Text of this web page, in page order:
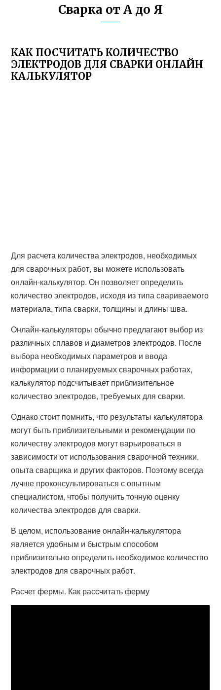
Сварка от А до Я
КАК ПОСЧИТАТЬ КОЛИЧЕСТВО
ЭЛЕКТРОДОВ ДЛЯ СВАРКИ ОНЛАЙН
КАЛЬКУЛЯТОР
Для расчета количества электродов, необходимых
для сварочных работ, вы можете использовать
онлайн-калькулятор. Он позволяет определить
количество электродов, исходя из типа свариваемого
материала, типа сварки, толщины и длины шва.
Онлайн-калькуляторы обычно предлагают выбор из
различных сплавов и диаметров электродов. После
выбора необходимых параметров и ввода
информации о планируемых сварочных работах,
калькулятор подсчитывает приблизительное
количество электродов, требуемых для сварки.
Однако стоит помнить, что результаты калькулятора
могут быть приблизительными и рекомендации по
количеству электродов могут варьироваться в
зависимости от использования сварочной техники,
опыта сварщика и других факторов. Поэтому всегда
лучше проконсультироваться с опытным
специалистом, чтобы получить точную оценку
количества электродов для сварки.
В целом, использование онлайн-калькулятора
является удобным и быстрым способом
приблизительно определить необходимое количество
электродов для сварочных работ.
Расчет фермы. Как рассчитать ферму